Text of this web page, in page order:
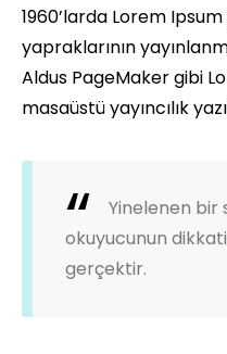
1960’larda Lorem
yapraklarının
Aldus PageMaker gibi
masaüstü yayıncılık
Yinelenen bir
okuyucunun
gerçektir.